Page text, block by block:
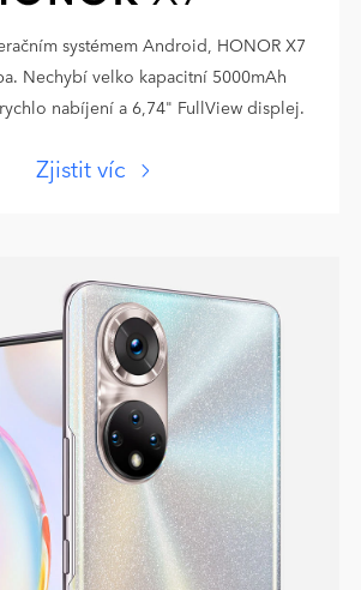
systémem Android, HONOR X7
Nechybí velko kapacitní 5000mAh
nabíjení a 6,74" FullView displej.
Zjistit víc